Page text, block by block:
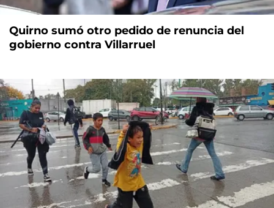
Quirno sumó otro pedido de renuncia del
gobierno contra Villarruel